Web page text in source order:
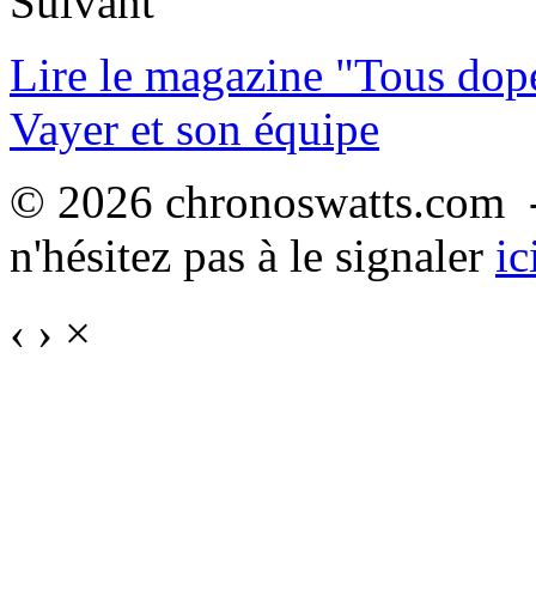
Lire le magazine "Tous
Vayer et son équipe
© 2026
n'hésitez pas à le signaler
‹ › ×